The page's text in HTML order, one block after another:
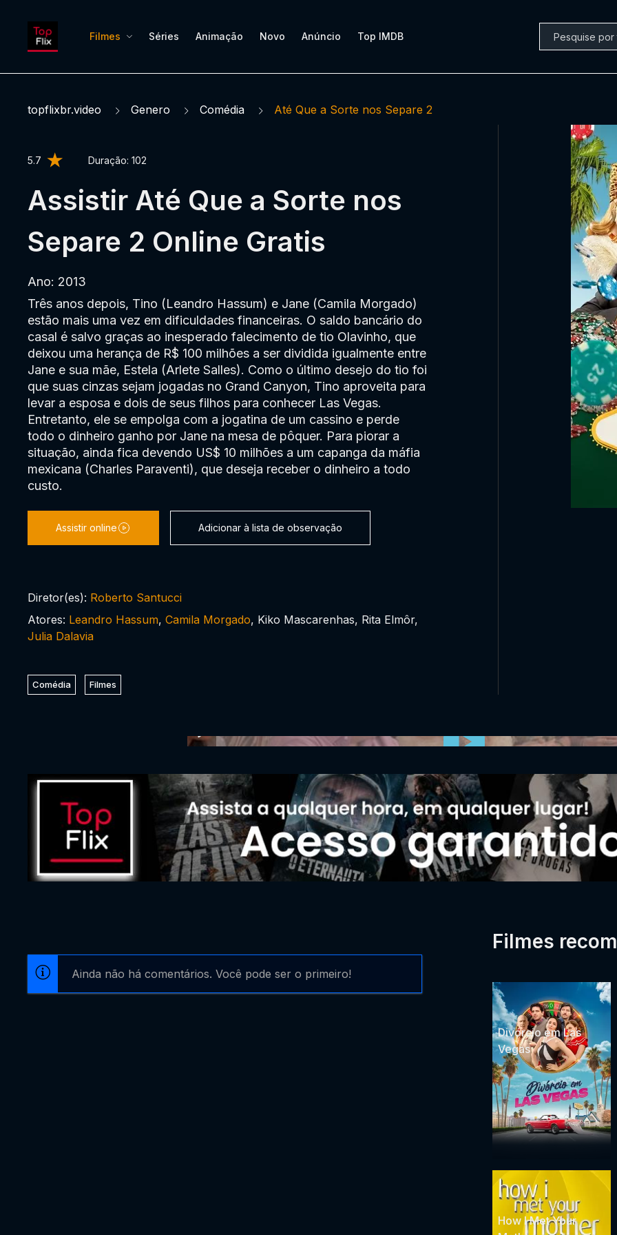
Filmes Séries Animação Novo Anúncio Top IMDB
topflixbr.video Genero Comédia Até Que a Sorte nos Separe 2
5.7 Duração: 102
Assistir Até Que a Sorte nos
Separe 2 Online Gratis
Ano: 2013
Três anos depois, Tino (Leandro Hassum) e Jane (Camila Morgado)
estão mais uma vez em dificuldades financeiras. O saldo bancário do
casal é salvo graças ao inesperado falecimento de tio Olavinho, que
deixou uma herança de R$ 100 milhões a ser dividida igualmente entre
Jane e sua mãe, Estela (Arlete Salles). Como o último desejo do tio foi
que suas cinzas sejam jogadas no Grand Canyon, Tino aproveita para
levar a esposa e dois de seus filhos para conhecer Las Vegas.
Entretanto, ele se empolga com a jogatina de um cassino e perde
todo o dinheiro ganho por Jane na mesa de pôquer. Para piorar a
situação, ainda fica devendo US$ 10 milhões a um capanga da máfia
mexicana (Charles Paraventi), que deseja receber o dinheiro a todo
custo.
Assistir online Adicionar à lista de observação
Diretor(es): Roberto Santucci
Atores: Leandro Hassum, Camila Morgado, Kiko Mascarenhas, Rita Elmôr,
Julia Dalavia
Comédia Filmes
Ainda não há comentários. Você pode ser o primeiro!
Filmes
Divórcio em Las
Vegas
How I Met Your